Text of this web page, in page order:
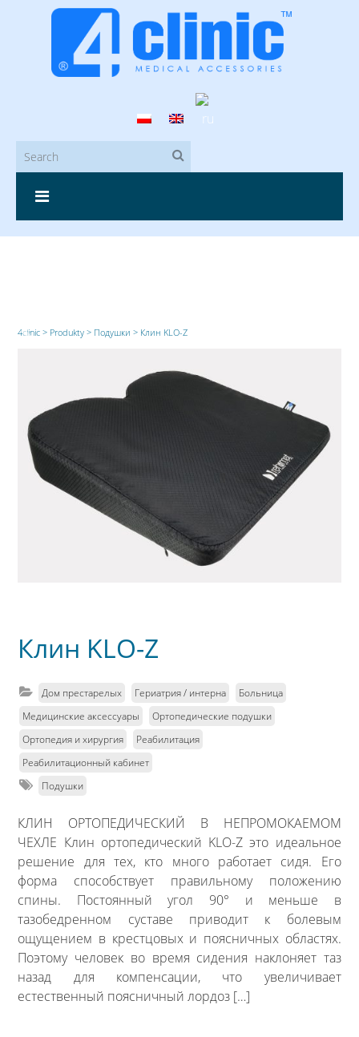
4clinic > Produkty > Подушки > Клин KLO-Z
Клин KLO-Z
Дом престарелых Гериатрия / интерна
Больница
Медицинские аксессуары
Ортопедические подушки
Ортопедия и хирургия
Реабилитация
Реабилитационный кабинет
Подушки
КЛИН ОРТОПЕДИЧЕСКИЙ В НЕПРОМОКАЕМОМ
ЧЕХЛЕ Клин ортопедический KLO-Z это идеальное
решение для тех, кто много работает сидя. Его
форма способствует правильному положению
спины. Постоянный угол 90° и меньше в
тазобедренном суставе приводит к болевым
ощущением в крестцовых и поясничных областях.
Поэтому человек во время сидения наклоняет таз
назад для компенсации, что увеличивает
естественный поясничный лордоз […]